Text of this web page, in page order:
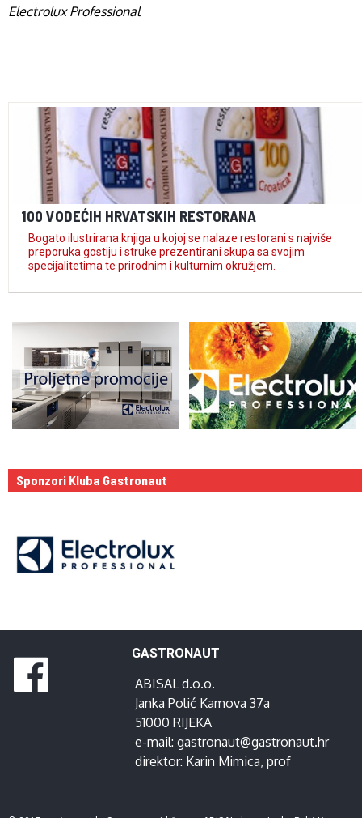
Electrolux Professional
100 VODEĆIH HRVATSKIH RESTORANA
Bogato ilustrirana knjiga u kojoj se nalaze restorani s najviše
preporuka gostiju i struke prezentirani skupa sa svojim
specijalitetima te prirodnim i kulturnim okružjem.
Sponzori Kluba Gastronaut
GASTRONAUT
ABISAL d.o.o.
Janka Polić Kamova 37a
51000 RIJEKA
e-mail: gastronaut@gastronaut.hr
direktor: Karin Mimica, prof